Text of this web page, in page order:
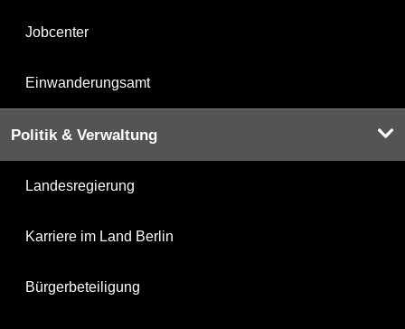
Jobcenter
Einwanderungsamt
Politik & Verwaltung
Landesregierung
Karriere im Land Berlin
Bürgerbeteiligung